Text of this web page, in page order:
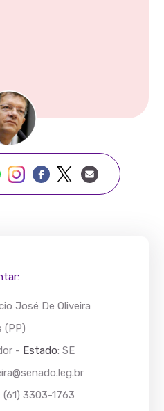
José De Oliveira
(PP)
- Estado: SE
(61) 3303-1763